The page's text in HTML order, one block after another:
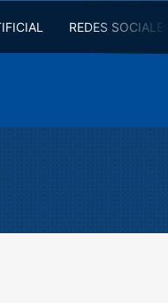
REDES